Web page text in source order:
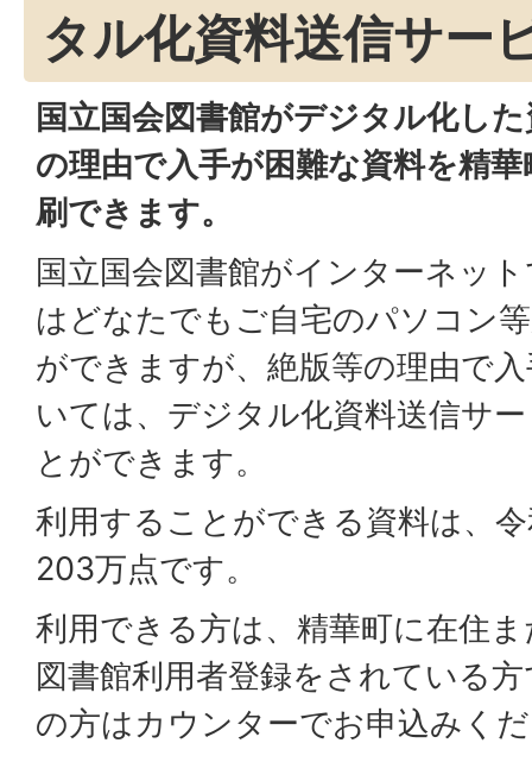
タル化資料送信サー
国立国会図書館がデジタル化し
の理由で入手が困難な資料を精
刷できます。
国立国会図書館がインターネッ
はどなたでもご自宅のパソコン
ができますが、絶版等の理由で
いては、デジタル化資料送信サ
とができます。
利用することができる資料は、
203万点です。
利用できる方は、精華町に在住
図書館利用者登録をされている
の方はカウンターでお申込みく